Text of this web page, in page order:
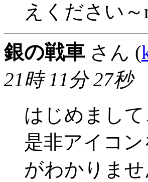
えください～
銀の戦車 さん (
21時 11分 27秒
はじめまし
是非アイコ
がわかりま